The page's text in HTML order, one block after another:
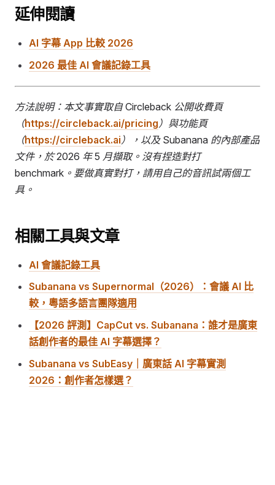
延伸閱讀
AI 字幕 App 比較 2026
2026 最佳 AI 會議記錄工具
方法說明：本文事實取自 Circleback 公開收費頁
（https://circleback.ai/pricing）與功能頁
（https://circleback.ai），以及 Subanana 的內部產品
文件，於 2026 年 5 月擷取。沒有捏造對打
benchmark。要做真實對打，請用自己的音訊試兩個工
具。
相關工具與文章
AI 會議記錄工具
Subanana vs Supernormal（2026）：會議 AI 比
較，粵語多語言團隊適用
【2026 評測】CapCut vs. Subanana：誰才是廣東
話創作者的最佳 AI 字幕選擇？
Subanana vs SubEasy｜廣東話 AI 字幕實測
2026：創作者怎樣選？